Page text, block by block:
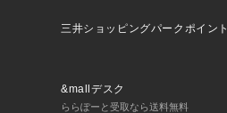
三井ショッピングパークポイント
&mallデスク
ららぽーと受取なら送料無料